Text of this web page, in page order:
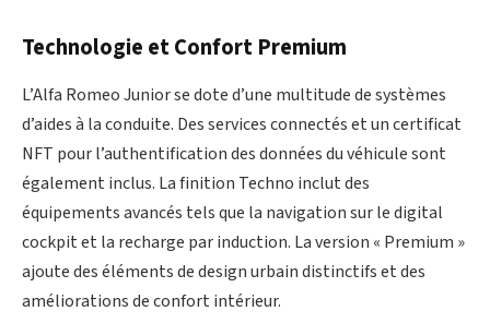
Technologie et Confort Premium
L’Alfa Romeo Junior se dote d’une multitude de systèmes
d’aides à la conduite. Des services connectés et un certificat
NFT pour l’authentification des données du véhicule sont
également inclus. La finition Techno inclut des
équipements avancés tels que la navigation sur le digital
cockpit et la recharge par induction. La version « Premium »
ajoute des éléments de design urbain distinctifs et des
améliorations de confort intérieur.